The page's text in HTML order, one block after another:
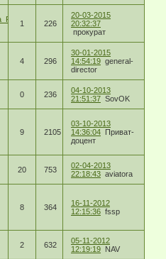
1 226
20-03-2015
20:32:37
прокурат
4 296
30-01-2015
14:54:19 general-
director
0 236
04-10-2013
21:51:37 SovOK
9 2105
03-10-2013
14:36:04 Приват-
доцент
20 753
02-04-2013
22:18:43 aviatora
8 364
16-11-2012
12:15:36 fssp
2 632
05-11-2012
12:19:19 NAV